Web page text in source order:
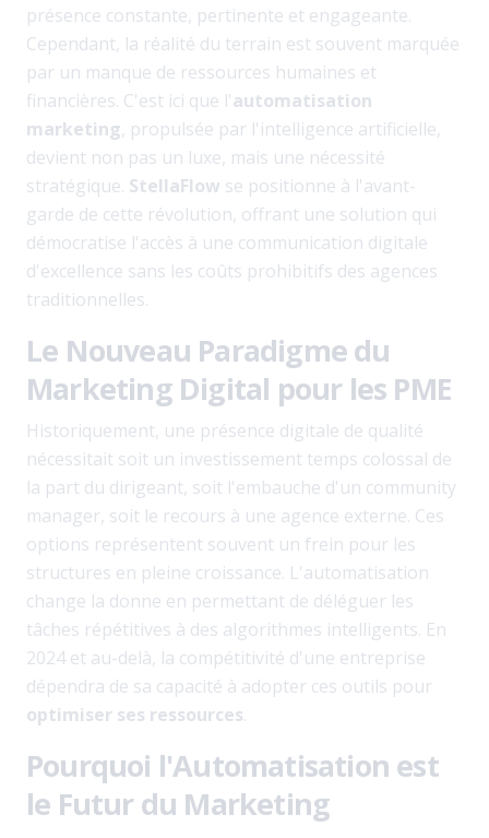
présence constante, pertinente et engageante.
Cependant, la réalité du terrain est souvent marquée
par un manque de ressources humaines et
financières. C'est ici que l'automatisation
marketing, propulsée par l'intelligence artificielle,
devient non pas un luxe, mais une nécessité
stratégique. StellaFlow se positionne à l'avant-
garde de cette révolution, offrant une solution qui
démocratise l'accès à une communication digitale
d'excellence sans les coûts prohibitifs des agences
traditionnelles.
Le Nouveau Paradigme du
Marketing Digital pour les PME
Historiquement, une présence digitale de qualité
nécessitait soit un investissement temps colossal de
la part du dirigeant, soit l'embauche d'un community
manager, soit le recours à une agence externe. Ces
options représentent souvent un frein pour les
structures en pleine croissance. L'automatisation
change la donne en permettant de déléguer les
tâches répétitives à des algorithmes intelligents. En
2024 et au-delà, la compétitivité d'une entreprise
dépendra de sa capacité à adopter ces outils pour
optimiser ses ressources.
Pourquoi l'Automatisation est
le Futur du Marketing